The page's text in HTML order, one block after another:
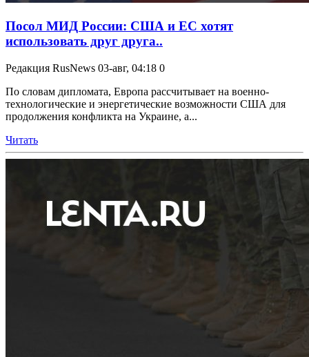
Посол МИД России: США и ЕС хотят
использовать друг друга..
Редакция RusNews 03-авг, 04:18 0
По словам дипломата, Европа рассчитывает на военно-
технологические и энергетические возможности США для
продолжения конфликта на Украине, а...
Читать